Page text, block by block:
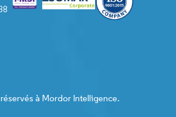
à Mordor Intelligence.